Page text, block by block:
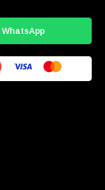
WhatsApp